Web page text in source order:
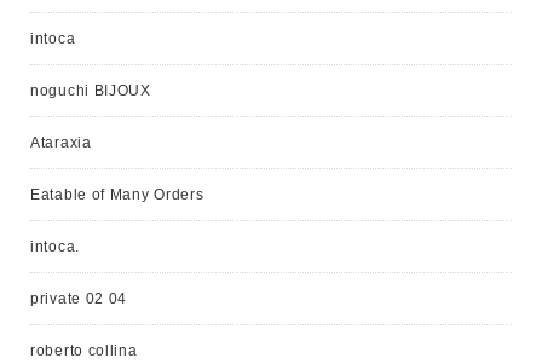
intoca
noguchi BIJOUX
Ataraxia
Eatable of Many Orders
intoca.
private 02 04
roberto collina